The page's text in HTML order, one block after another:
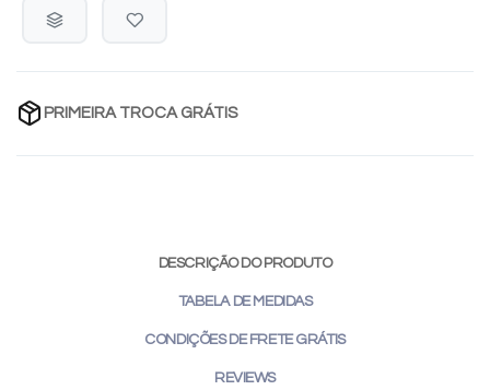
PRIMEIRA TROCA GRÁTIS
DESCRIÇÃO DO PRODUTO
TABELA DE MEDIDAS
CONDIÇÕES DE FRETE GRÁTIS
REVIEWS